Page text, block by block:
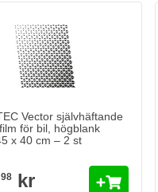
Vector självhäftande
för bil, högblank
x 40 cm – 2 st
98kr